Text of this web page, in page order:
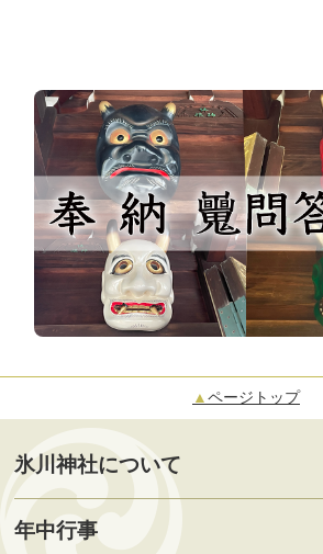
▲ ページトップ
氷川神社について
年中行事